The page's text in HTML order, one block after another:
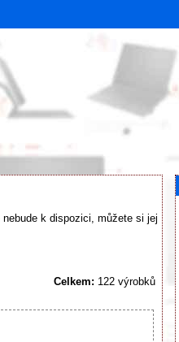
k dispozici, můžete si jej
Celkem: 122 výrobků